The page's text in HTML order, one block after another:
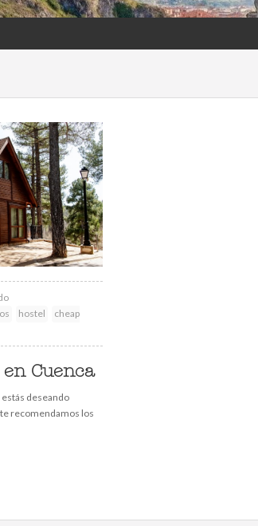
hostel
cheap
Cuenca
estás deseando
te recomendamos los